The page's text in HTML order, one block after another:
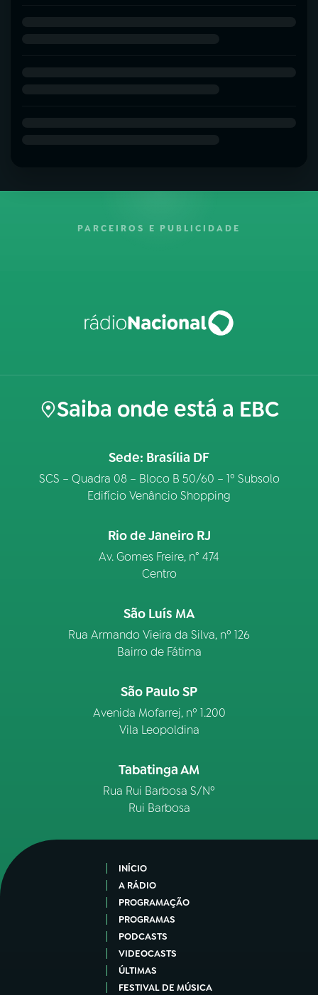
PARCEIROS E PUBLICIDADE
Saiba onde está a EBC
Sede: Brasília DF
SCS – Quadra 08 – Bloco B 50/60 – 1º Subsolo
Edifício Venâncio Shopping
Rio de Janeiro RJ
Av. Gomes Freire, n° 474
Centro
São Luís MA
Rua Armando Vieira da Silva, nº 126
Bairro de Fátima
São Paulo SP
Avenida Mofarrej, nº 1.200
Vila Leopoldina
Tabatinga AM
Rua Rui Barbosa S/Nº
Rui Barbosa
INÍCIO
A RÁDIO
PROGRAMAÇÃO
PROGRAMAS
PODCASTS
VIDEOCASTS
ÚLTIMAS
FESTIVAL DE MÚSICA